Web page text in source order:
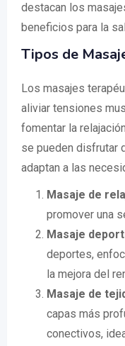
destacan los
beneficios para la
Tipos de
Los masajes
aliviar tensiones
fomentar la
se pueden disfrutar
adaptan a las
Masaje de
promover una
Masaje
deportes,
la mejora del
Masaje de
capas más
conectivos,